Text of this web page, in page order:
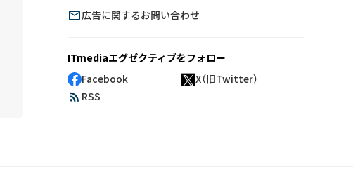
広告に関するお問い合わせ
ITmediaエグゼクティブをフォロー
Facebook
X（旧Twitter）
RSS